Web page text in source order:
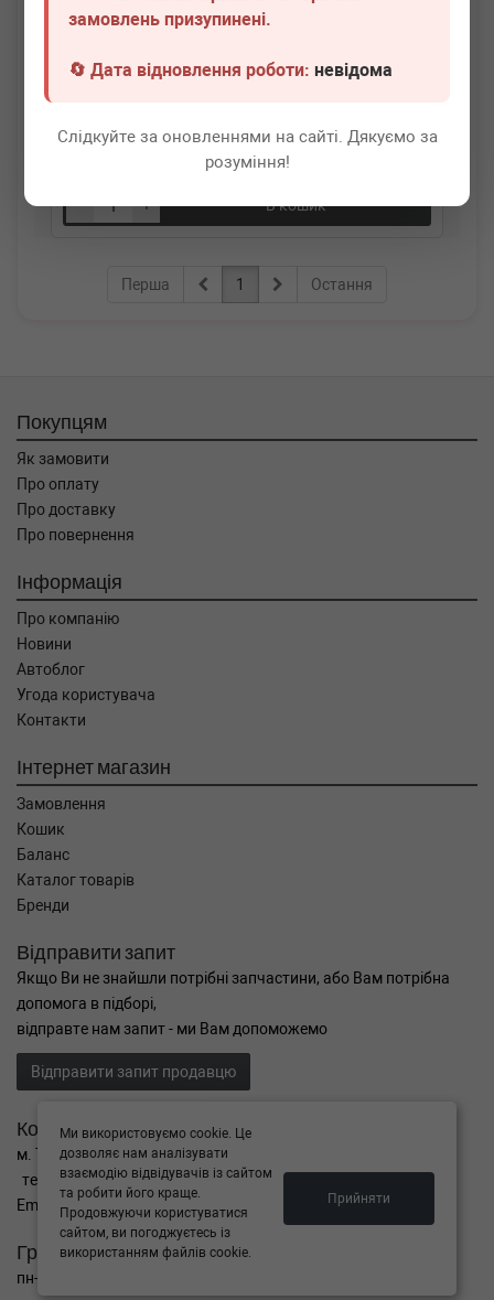
замовлень призупинені.
🔄 Дата відновлення роботи:невідома
Слідкуйте за оновленнями на сайті. Дякуємо за
розуміння!
BELGUM PARTS BG0106
(переднього/заднього) Iveco II (17х10х21)
- + В кошик
Перша 1 Остання
Покупцям
Як замовити
Про оплату
Про доставку
Про повернення
Інформація
Про компанію
Новини
Автоблог
Угода користувача
Контакти
Інтернет магазин
Замовлення
Кошик
Баланс
Каталог товарів
Бренди
Відправити запит
Якщо Ви не знайшли потрібні запчастини, або Вам потрібна
допомога в підборі,
відправте нам запит - ми Вам допоможемо
Відправити запит продавцю
Контакти
м. Тернопіль вул. Микулинецька 106а
тел. +38(099)650-59-19
Email. autokitparts@yahoo.com
Графік роботи
пн-пт з 9:00 до 17:00, сб - вихідний, нд - вихідний
Ми використовуємо cookie. Це
дозволяє нам аналізувати
взаємодію відвідувачів із сайтом
та робити його краще.
Продовжуючи користуватися
сайтом, ви погоджуєтесь із
використанням файлів cookie.
Прийняти